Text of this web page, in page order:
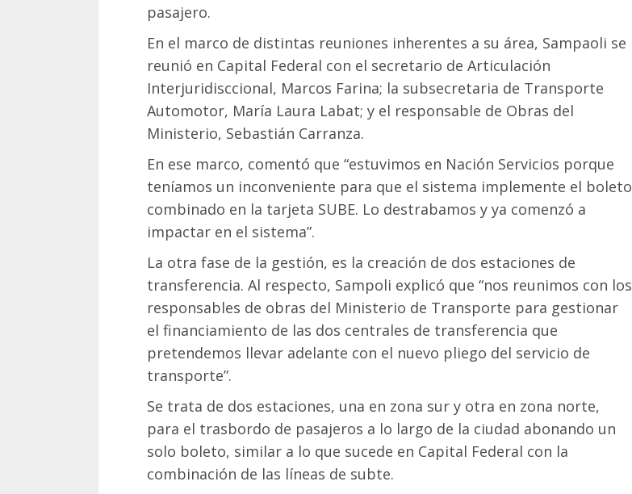
pasajero.
En el marco de distintas reuniones inherentes a su área, Sampaoli se
reunió en Capital Federal con el secretario de Articulación
Interjuridisccional, Marcos Farina; la subsecretaria de Transporte
Automotor, María Laura Labat; y el responsable de Obras del
Ministerio, Sebastián Carranza.
En ese marco, comentó que “estuvimos en Nación Servicios porque
teníamos un inconveniente para que el sistema implemente el boleto
combinado en la tarjeta SUBE. Lo destrabamos y ya comenzó a
impactar en el sistema”.
La otra fase de la gestión, es la creación de dos estaciones de
transferencia. Al respecto, Sampoli explicó que “nos reunimos con los
responsables de obras del Ministerio de Transporte para gestionar
el financiamiento de las dos centrales de transferencia que
pretendemos llevar adelante con el nuevo pliego del servicio de
transporte”.
Se trata de dos estaciones, una en zona sur y otra en zona norte,
para el trasbordo de pasajeros a lo largo de la ciudad abonando un
solo boleto, similar a lo que sucede en Capital Federal con la
combinación de las líneas de subte.